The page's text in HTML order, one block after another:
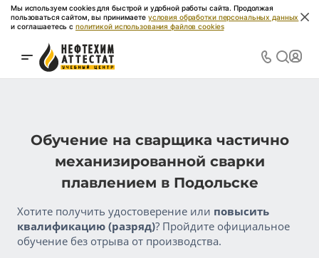
Мы используем cookies для быстрой и удобной работы сайта. Продолжая
пользоваться сайтом, вы принимаете условия обработки персональных данных
и соглашаетесь с политикой использования файлов cookies
Обучение на сварщика частично
механизированной сварки
плавлением в Подольске
Хотите получить удостоверение или повысить
квалификацию (разряд)? Пройдите официальное
обучение без отрыва от производства.